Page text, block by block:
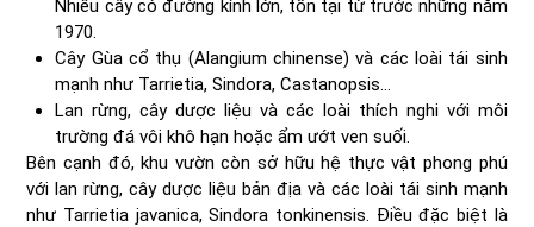
Nhiều cây có đường kính lớn, tồn tại từ trước những năm
1970.
Cây Gùa cổ thụ (Alangium chinense) và các loài tái sinh
mạnh như Tarrietia, Sindora, Castanopsis…
Lan rừng, cây dược liệu và các loài thích nghi với môi
trường đá vôi khô hạn hoặc ẩm ướt ven suối.
Bên cạnh đó, khu vườn còn sở hữu hệ thực vật phong phú
với lan rừng, cây dược liệu bản địa và các loài tái sinh mạnh
như Tarrietia javanica, Sindora tonkinensis. Điều đặc biệt là